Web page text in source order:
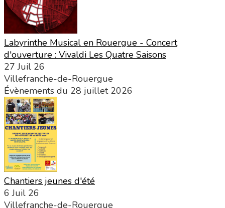
Labyrinthe Musical en Rouergue - Concert
d'ouverture : Vivaldi Les Quatre Saisons
27 Juil 26
Villefranche-de-Rouergue
Évènements du 28 juillet 2026
Chantiers jeunes d'été
6 Juil 26
Villefranche-de-Rouergue